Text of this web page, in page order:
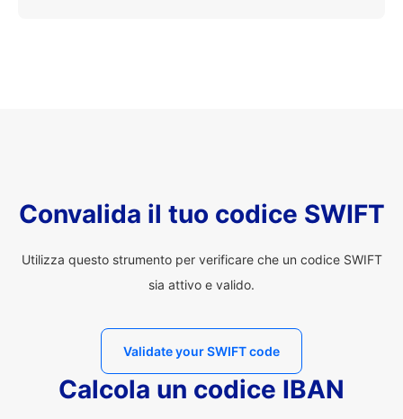
Convalida il tuo codice SWIFT
Utilizza questo strumento per verificare che un codice SWIFT
sia attivo e valido.
Validate your SWIFT code
Calcola un codice IBAN